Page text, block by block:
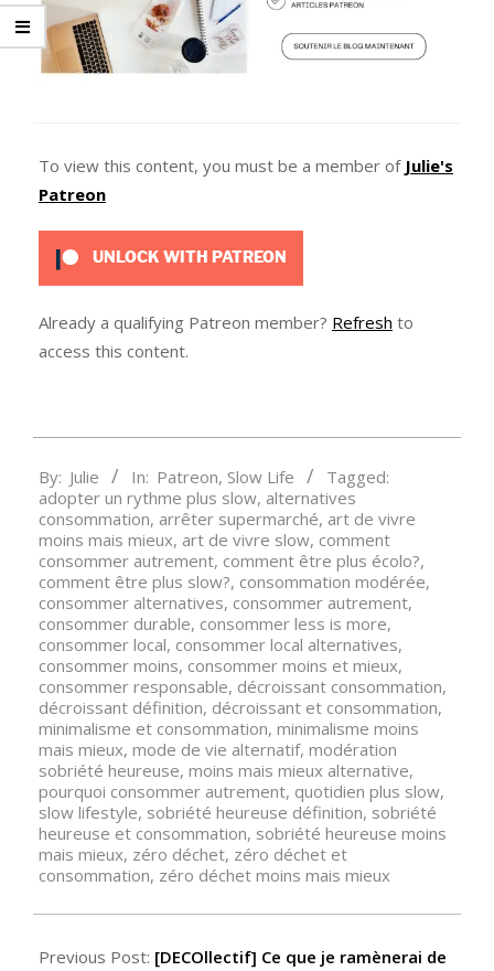
To view this content, you must be a member of Julie's
Patreon
UNLOCK WITH PATREON
Already a qualifying Patreon member? Refresh to
access this content.
07-
10
By: Julie In: Patreon, Slow Life
Tagged:
adopter un rythme plus slow, alternatives
consommation, arrêter supermarché, art de vivre
moins mais mieux, art de vivre slow, comment
consommer autrement, comment être plus écolo?,
comment être plus slow?, consommation modérée,
consommer alternatives, consommer autrement,
consommer durable, consommer less is more,
consommer local, consommer local alternatives,
consommer moins, consommer moins et mieux,
consommer responsable, décroissant consommation,
décroissant définition, décroissant et consommation,
minimalisme et consommation, minimalisme moins
mais mieux, mode de vie alternatif, modération
sobriété heureuse, moins mais mieux alternative,
pourquoi consommer autrement, quotidien plus slow,
slow lifestyle, sobriété heureuse définition, sobriété
heureuse et consommation, sobriété heureuse moins
mais mieux, zéro déchet, zéro déchet et
consommation, zéro déchet moins mais mieux
Previous Post: [DECOllectif] Ce que je ramènerai de